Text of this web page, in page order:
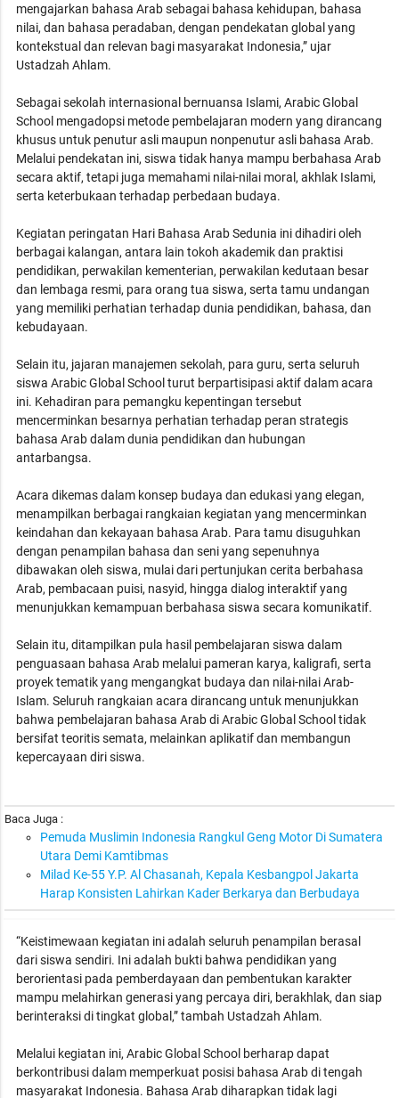
mengajarkan bahasa Arab sebagai bahasa kehidupan, bahasa
nilai, dan bahasa peradaban, dengan pendekatan global yang
kontekstual dan relevan bagi masyarakat Indonesia,” ujar
Ustadzah Ahlam.
Sebagai sekolah internasional bernuansa Islami, Arabic Global
School mengadopsi metode pembelajaran modern yang dirancang
khusus untuk penutur asli maupun nonpenutur asli bahasa Arab.
Melalui pendekatan ini, siswa tidak hanya mampu berbahasa Arab
secara aktif, tetapi juga memahami nilai-nilai moral, akhlak Islami,
serta keterbukaan terhadap perbedaan budaya.
Kegiatan peringatan Hari Bahasa Arab Sedunia ini dihadiri oleh
berbagai kalangan, antara lain tokoh akademik dan praktisi
pendidikan, perwakilan kementerian, perwakilan kedutaan besar
dan lembaga resmi, para orang tua siswa, serta tamu undangan
yang memiliki perhatian terhadap dunia pendidikan, bahasa, dan
kebudayaan.
Selain itu, jajaran manajemen sekolah, para guru, serta seluruh
siswa Arabic Global School turut berpartisipasi aktif dalam acara
ini. Kehadiran para pemangku kepentingan tersebut
mencerminkan besarnya perhatian terhadap peran strategis
bahasa Arab dalam dunia pendidikan dan hubungan
antarbangsa.
Acara dikemas dalam konsep budaya dan edukasi yang elegan,
menampilkan berbagai rangkaian kegiatan yang mencerminkan
keindahan dan kekayaan bahasa Arab. Para tamu disuguhkan
dengan penampilan bahasa dan seni yang sepenuhnya
dibawakan oleh siswa, mulai dari pertunjukan cerita berbahasa
Arab, pembacaan puisi, nasyid, hingga dialog interaktif yang
menunjukkan kemampuan berbahasa siswa secara komunikatif.
Selain itu, ditampilkan pula hasil pembelajaran siswa dalam
penguasaan bahasa Arab melalui pameran karya, kaligrafi, serta
proyek tematik yang mengangkat budaya dan nilai-nilai Arab-
Islam. Seluruh rangkaian acara dirancang untuk menunjukkan
bahwa pembelajaran bahasa Arab di Arabic Global School tidak
bersifat teoritis semata, melainkan aplikatif dan membangun
kepercayaan diri siswa.
Baca Juga :
Pemuda Muslimin Indonesia Rangkul Geng Motor Di Sumatera
Utara Demi Kamtibmas
Milad Ke-55 Y.P. Al Chasanah, Kepala Kesbangpol Jakarta
Harap Konsisten Lahirkan Kader Berkarya dan Berbudaya
“Keistimewaan kegiatan ini adalah seluruh penampilan berasal
dari siswa sendiri. Ini adalah bukti bahwa pendidikan yang
berorientasi pada pemberdayaan dan pembentukan karakter
mampu melahirkan generasi yang percaya diri, berakhlak, dan siap
berinteraksi di tingkat global,” tambah Ustadzah Ahlam.
Melalui kegiatan ini, Arabic Global School berharap dapat
berkontribusi dalam memperkuat posisi bahasa Arab di tengah
masyarakat Indonesia. Bahasa Arab diharapkan tidak lagi